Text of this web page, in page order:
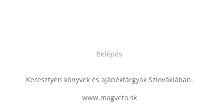
Belépés
Keresztyén könyvek és ajánéktárgyak Szlovákiában.
www.magveto.sk